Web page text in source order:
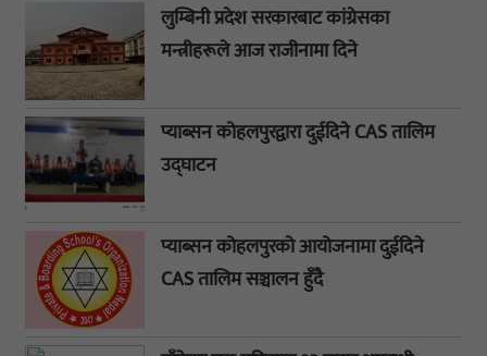
लुम्बिनी प्रदेश सरकारबाट कांग्रेसका
मन्त्रीहरूले आज राजीनामा दिने
प्याब्सन कोहलपुरद्वारा दुईदिने CAS तालिम
उद्घाटन
प्याब्सन कोहलपुरको आयोजनामा दुईदिने
CAS तालिम सञ्चालन हुँदै